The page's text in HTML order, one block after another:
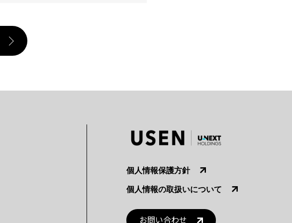
個人情報保護方針
個人情報の取扱いについて
お問い合わせ